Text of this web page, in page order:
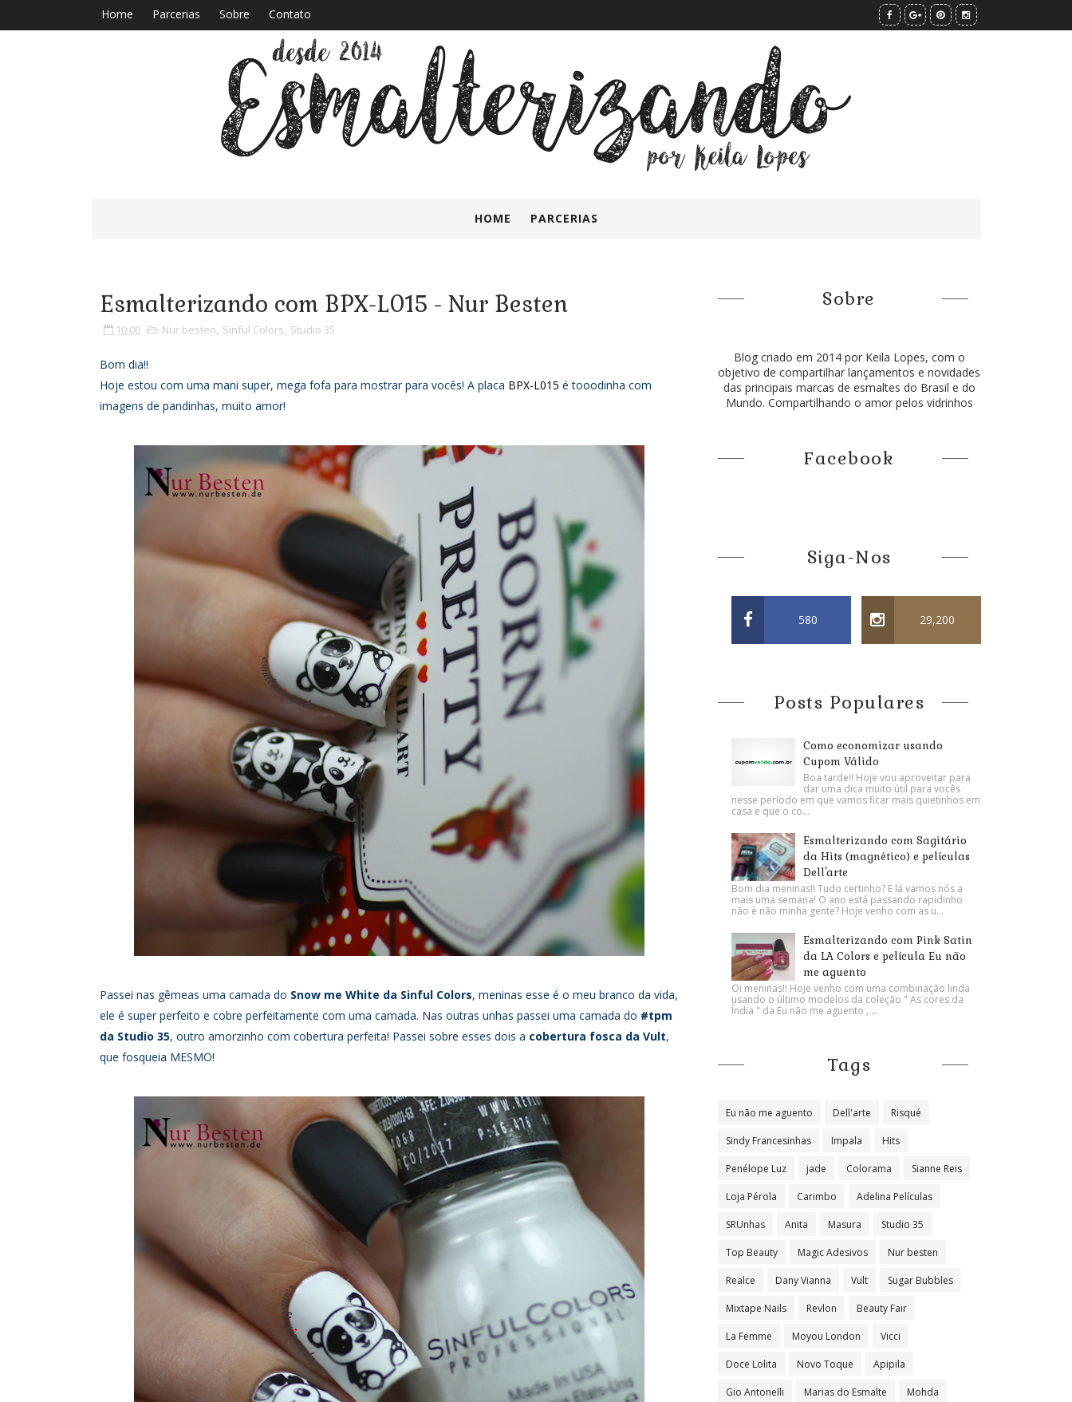
Home Parcerias Sobre Contato
HOME PARCERIAS
Esmalterizando com BPX-L015 - Nur Besten
10:00 Nur besten, Sinful Colors, Studio 35
Bom dia!!
Hoje estou com uma mani super, mega fofa para mostrar para vocês! A placa BPX-L015 é tooodinha com
imagens de pandinhas, muito amor!
Passei nas gêmeas uma camada do Snow me White da Sinful Colors, meninas esse é o meu branco da vida,
ele é super perfeito e cobre perfeitamente com uma camada. Nas outras unhas passei uma camada do #tpm
da Studio 35, outro amorzinho com cobertura perfeita! Passei sobre esses dois a cobertura fosca da Vult,
que fosqueia MESMO!
Sobre
Blog criado em 2014 por Keila Lopes, com o
objetivo de compartilhar lançamentos e novidades
das principais marcas de esmaltes do Brasil e do
Mundo. Compartilhando o amor pelos vidrinhos
Facebook
Siga-Nos
580 29,200
Posts Populares
Como economizar usando
Cupom Válido
Boa tarde!! Hoje vou aproveitar para
dar uma dica muito útil para vocês
nesse período em que vamos ficar mais quietinhos em
casa e que o co...
Esmalterizando com Sagitário
da Hits (magnético) e películas
Dell'arte
Bom dia meninas!! Tudo certinho? E lá vamos nós a
mais uma semana! O ano está passando rapidinho
não é não minha gente? Hoje venho com as u...
Esmalterizando com Pink Satin
da LA Colors e película Eu não
me aguento
Oi meninas!! Hoje venho com uma combinação linda
usando o último modelos da coleção " As cores da
Índia " da Eu não me aguento , ...
Tags
Eu não me aguento Dell'arte Risqué
Sindy Francesinhas Impala Hits
Penélope Luz jade Colorama Sianne Reis
Loja Pérola Carimbo Adelina Películas
SRUnhas Anita Masura Studio 35
Top Beauty Magic Adesivos Nur besten
Realce Dany Vianna Vult Sugar Bubbles
Mixtape Nails Revlon Beauty Fair
La Femme Moyou London Vicci
Doce Lolita Novo Toque Apipila
Gio Antonelli Marias do Esmalte Mohda